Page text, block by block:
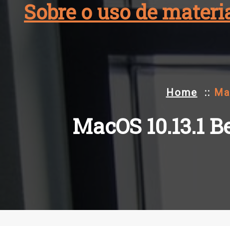
Sobre o uso de
Home ::
MacOS